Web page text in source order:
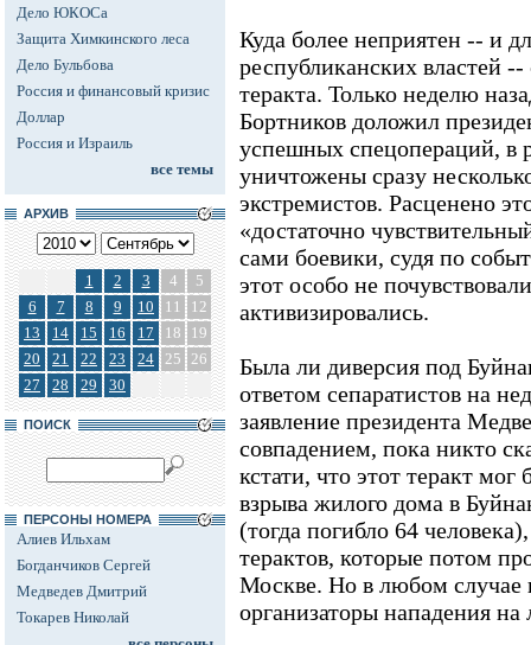
Дело ЮКОСа
Защита Химкинского леса
Дело Бульбова
Россия и финансовый кризис
Доллар
Россия и Израиль
все темы
АРХИВ
1 2 3 4
5
6
7 8 9 10 11
12
13
14 15 16 17 18
19
20
21 22 23 24 25 26
27
28 29 30
ПОИСК
ПЕРСОНЫ НОМЕРА
Алиев Ильхам
Богданчиков Сергей
Медведев Дмитрий
Токарев Николай
Куда более неприятен -- и
республиканских властей
теракта. Только неделю
Бортников доложил
успешных спецопераций, в
уничтожены сразу
экстремистов. Расценено
«достаточно
сами боевики, судя по
этот особо не
активизировались.
Была ли диверсия под
ответом сепаратистов на
заявление президента
совпадением, пока никто
кстати, что этот теракт
взрыва жилого дома в
(тогда погибло 64
терактов, которые потом
Москве. Но в любом случае
организаторы нападения на